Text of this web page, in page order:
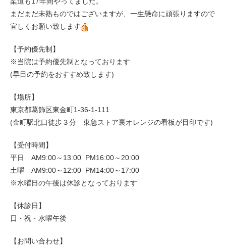
まだまだ未熟ものではございますが、一生懸命に頑張りますので
宜しくお願い致します
【予約優先制】
※当院は予約優先制となっております
(早目の予約をおすすめ致します)
【場所】
東京都葛飾区東金町1-36-1-111
(金町駅北口徒歩３分 東急ストア裏オレンジの看板が目印です)
【受付時間】
平日 AM9:00～13:00 PM16:00～20:00
土曜 AM9:00～12:00 PM14:00～17:00
※水曜日の午後は休診となっております
【休診日】
日・祝・水曜午後
【お問い合わせ】